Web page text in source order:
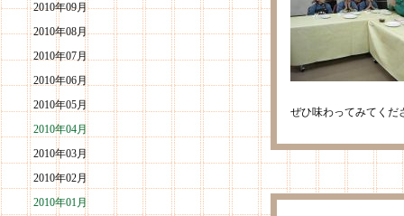
2010年09月
2010年08月
2010年07月
2010年06月
2010年05月
2010年04月
2010年03月
2010年02月
2010年01月
ぜひ味わってみてくだ